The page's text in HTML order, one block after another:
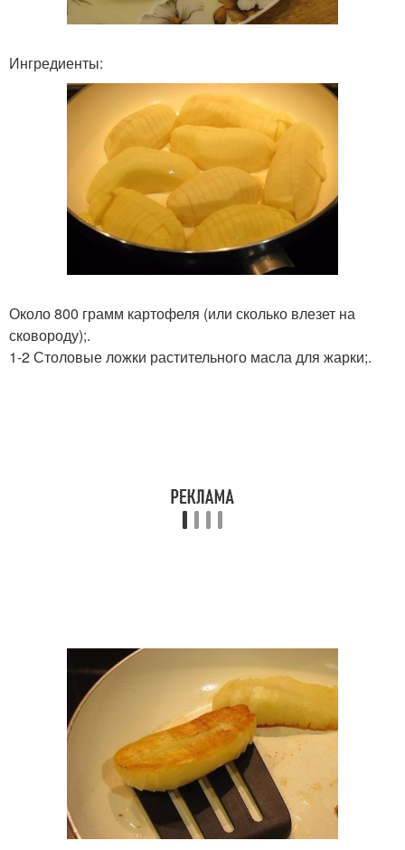
Ингредиенты:
Около 800 грамм картофеля (или сколько влезет на
сковороду);.
1-2 Столовые ложки растительного масла для жарки;.